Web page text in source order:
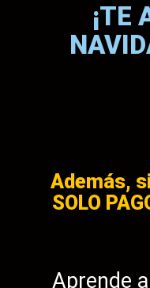
¡TE
Además,
SOLO
Aprende